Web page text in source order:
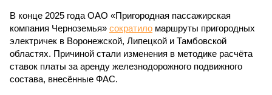
В конце 2025 года ОАО «Пригородная пассажирская
компания Черноземья» сократило маршруты пригородных
электричек в Воронежской, Липецкой и Тамбовской
областях. Причиной стали изменения в методике расчёта
ставок платы за аренду железнодорожного подвижного
состава, внесённые ФАС.